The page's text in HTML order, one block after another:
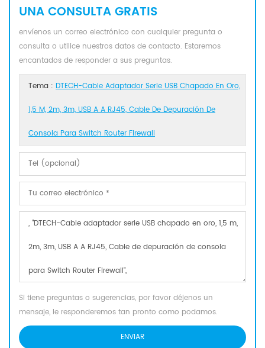
UNA CONSULTA GRATIS
envíenos un correo electrónico con cualquier pregunta o
consulta o utilice nuestros datos de contacto. Estaremos
encantados de responder a sus preguntas.
Tema : DTECH-Cable Adaptador Serie USB Chapado En Oro,
1,5 M, 2m, 3m, USB A A RJ45, Cable De Depuración De
Consola Para Switch Router Firewall
Si tiene preguntas o sugerencias, por favor déjenos un
mensaje, le responderemos tan pronto como podamos.